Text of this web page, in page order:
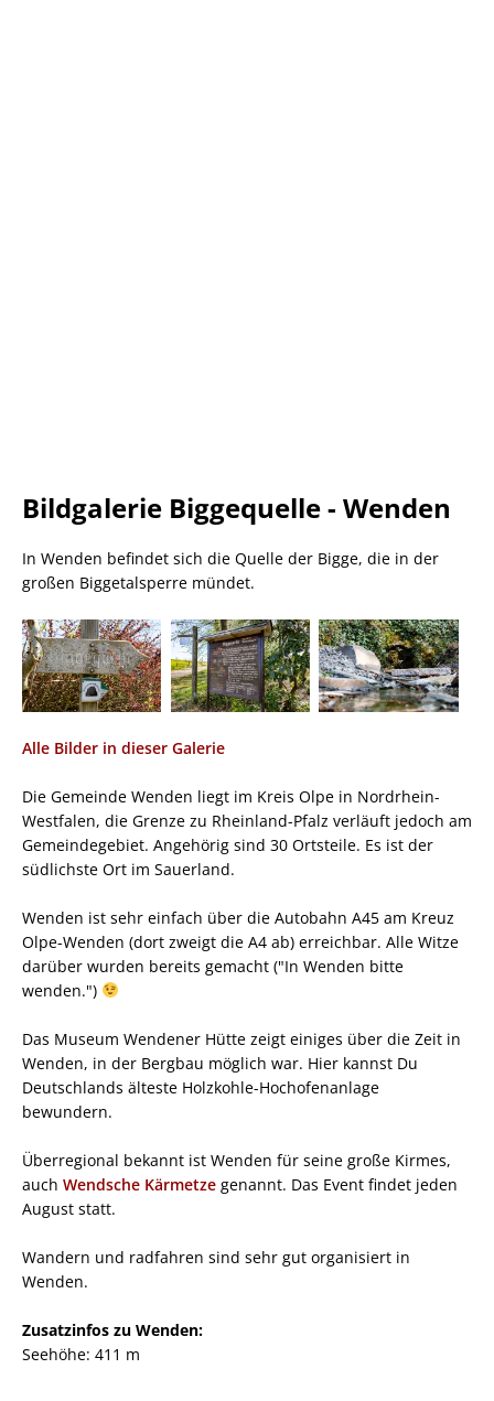
Bildgalerie Biggequelle - Wenden
In Wenden befindet sich die Quelle der Bigge, die in der
großen Biggetalsperre mündet.
Alle Bilder in dieser Galerie
Die Gemeinde Wenden liegt im Kreis Olpe in Nordrhein-
Westfalen, die Grenze zu Rheinland-Pfalz verläuft jedoch am
Gemeindegebiet. Angehörig sind 30 Ortsteile. Es ist der
südlichste Ort im Sauerland.
Wenden ist sehr einfach über die Autobahn A45 am Kreuz
Olpe-Wenden (dort zweigt die A4 ab) erreichbar. Alle Witze
darüber wurden bereits gemacht ("In Wenden bitte
wenden.")
Das Museum Wendener Hütte zeigt einiges über die Zeit in
Wenden, in der Bergbau möglich war. Hier kannst Du
Deutschlands älteste Holzkohle-Hochofenanlage
bewundern.
Überregional bekannt ist Wenden für seine große Kirmes,
auch Wendsche Kärmetze genannt. Das Event findet jeden
August statt.
Wandern und radfahren sind sehr gut organisiert in
Wenden.
Zusatzinfos zu Wenden:
Seehöhe: 411 m